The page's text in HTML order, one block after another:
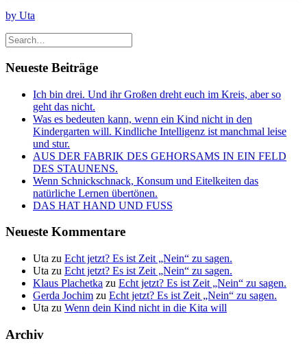
by Uta
Neueste Beiträge
Ich bin drei. Und ihr Großen dreht euch im Kreis, aber so
geht das nicht.
Was es bedeuten kann, wenn ein Kind nicht in den
Kindergarten will. Kindliche Intelligenz ist manchmal leise
und stur.
AUS DER FABRIK DES GEHORSAMS IN EIN FELD
DES STAUNENS.
Wenn Schnickschnack, Konsum und Eitelkeiten das
natürliche Lernen übertönen.
DAS HAT HAND UND FUSS
Neueste Kommentare
Uta zu Echt jetzt? Es ist Zeit „Nein“ zu sagen.
Uta zu Echt jetzt? Es ist Zeit „Nein“ zu sagen.
Klaus Plachetka zu Echt jetzt? Es ist Zeit „Nein“ zu sagen.
Gerda Jochim zu Echt jetzt? Es ist Zeit „Nein“ zu sagen.
Uta zu Wenn dein Kind nicht in die Kita will
Archiv